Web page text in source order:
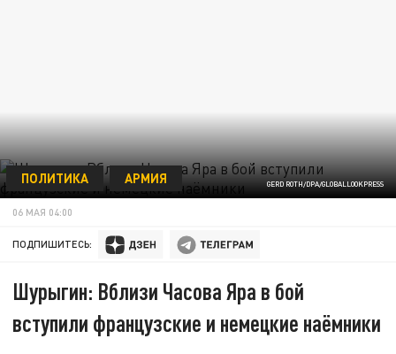
GERD ROTH/DPA/GLOBALLOOKPRESS
ПОЛИТИКА АРМИЯ
06 МАЯ 04:00
ПОДПИШИТЕСЬ:
Шурыгин: Вблизи Часова Яра в бой
вступили французские и немецкие наёмники